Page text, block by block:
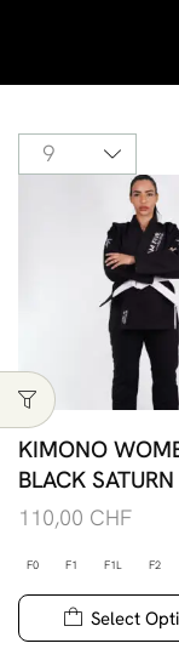
KIMONO
BLACK SATURN
110,00 CHF
F0 F1 F1L F2
Select